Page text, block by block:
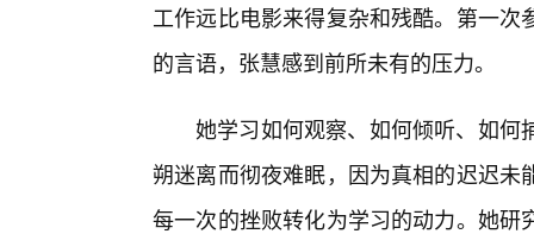
工作远比电影来得复杂和残酷。第一
的言语，张慧感到前所未有的压力。
她学习如何观察、如何倾听、如何
朔迷离而彻夜难眠，因为真相的迟迟
每一次的挫败转化为学习的动力。她